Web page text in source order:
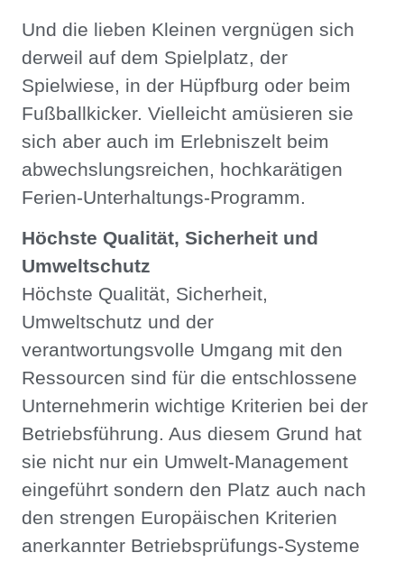
Und die lieben Kleinen vergnügen sich
derweil auf dem Spielplatz, der
Spielwiese, in der Hüpfburg oder beim
Fußballkicker. Vielleicht amüsieren sie
sich aber auch im Erlebniszelt beim
abwechslungsreichen, hochkarätigen
Ferien-Unterhaltungs-Programm.
Höchste Qualität, Sicherheit und
Umweltschutz
Höchste Qualität, Sicherheit,
Umweltschutz und der
verantwortungsvolle Umgang mit den
Ressourcen sind für die entschlossene
Unternehmerin wichtige Kriterien bei der
Betriebsführung. Aus diesem Grund hat
sie nicht nur ein Umwelt-Management
eingeführt sondern den Platz auch nach
den strengen Europäischen Kriterien
anerkannter Betriebsprüfungs-Systeme